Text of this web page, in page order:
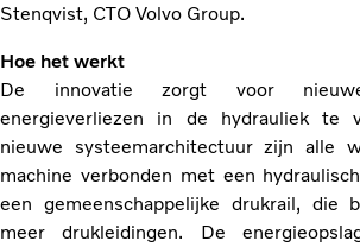
Stenqvist, CTO Volvo Group.
Hoe het werkt
De innovatie zorgt voor
energieverliezen in de hydrauliek te
nieuwe systeemarchitectuur zijn alle
machine verbonden met een
een gemeenschappelijke drukrail,
meer drukleidingen. De